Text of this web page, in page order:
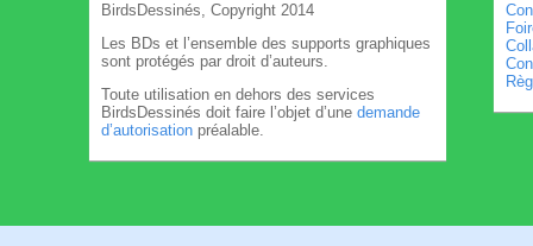
BirdsDessinés, Copyright 2014
Les BDs et l’ensemble des supports graphiques
sont protégés par droit d’auteurs.
Toute utilisation en dehors des services
BirdsDessinés doit faire l’objet d’une demande
d’autorisation préalable.